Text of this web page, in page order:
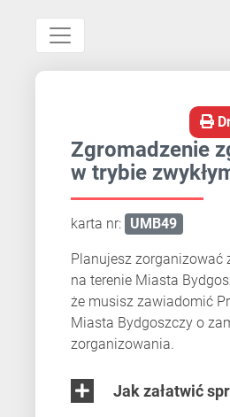
Zgromadzenie
w trybie
karta nr: UMB49
Planujesz zorganizować
na terenie Miasta
że musisz zawiadomić
Miasta Bydgoszczy o
zorganizowania.
Jak załatwić